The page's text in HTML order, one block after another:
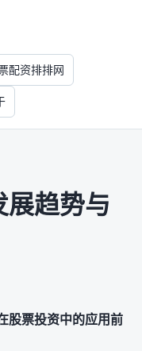
配资排排网
展趋势与
股票投资中的应用前